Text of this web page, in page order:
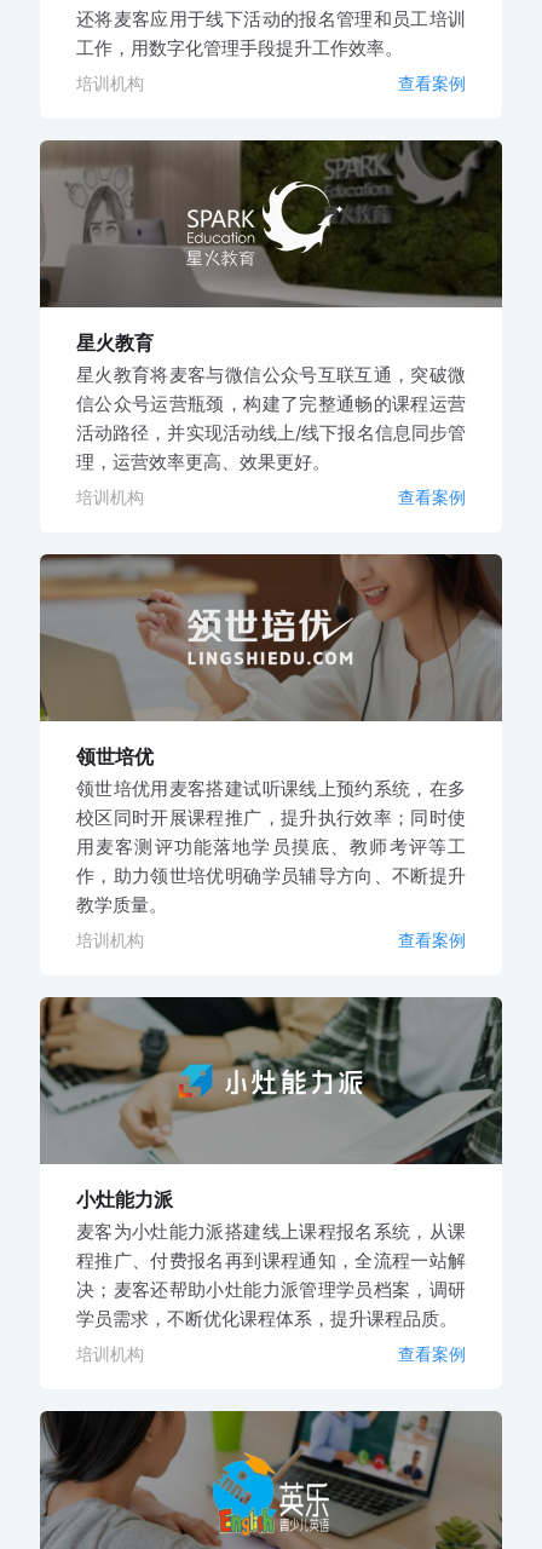
还将麦客应用于线下活动的报名管理和员工培训
工作，用数字化管理手段提升工作效率。
培训机构 查看案例
星火教育
星火教育将麦客与微信公众号互联互通，突破微
信公众号运营瓶颈，构建了完整通畅的课程运营
活动路径，并实现活动线上/线下报名信息同步管
理，运营效率更高、效果更好。
培训机构 查看案例
领世培优
领世培优用麦客搭建试听课线上预约系统，在多
校区同时开展课程推广，提升执行效率；同时使
用麦客测评功能落地学员摸底、教师考评等工
作，助力领世培优明确学员辅导方向、不断提升
教学质量。
培训机构 查看案例
小灶能力派
麦客为小灶能力派搭建线上课程报名系统，从课
程推广、付费报名再到课程通知，全流程一站解
决；麦客还帮助小灶能力派管理学员档案，调研
学员需求，不断优化课程体系，提升课程品质。
培训机构 查看案例